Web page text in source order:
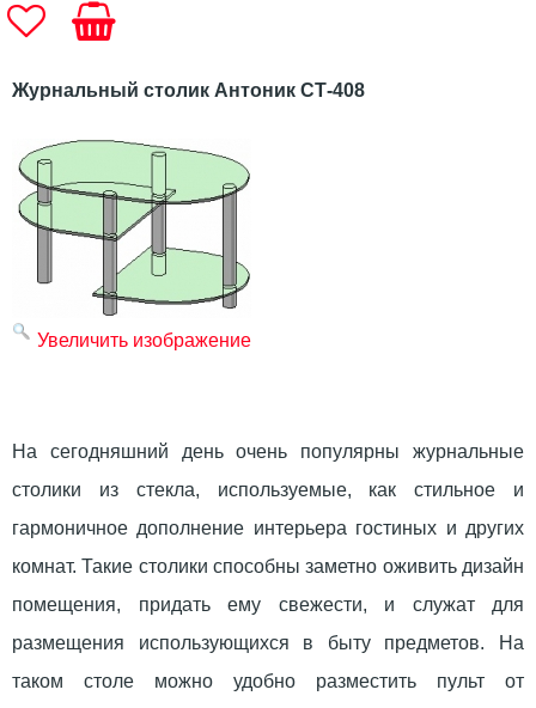
Журнальный столик Антоник СТ-408
Увеличить изображение
На сегодняшний день очень популярны журнальные
столики из стекла, используемые, как стильное и
гармоничное дополнение интерьера гостиных и других
комнат. Такие столики способны заметно оживить дизайн
помещения, придать ему свежести, и служат для
размещения использующихся в быту предметов. На
таком столе можно удобно разместить пульт от